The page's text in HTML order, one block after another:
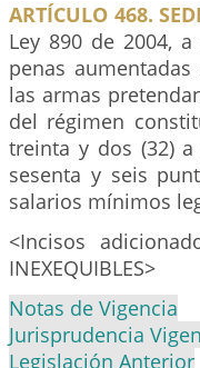
ARTÍCULO 468.
Ley 890 de 2004,
penas
las armas
del régimen
treinta y dos (32)
sesenta y seis
salarios mínimos
<Incisos
INEXEQUIBLES>
Notas de Vigencia
Jurisprudencia
Legislación Anterior